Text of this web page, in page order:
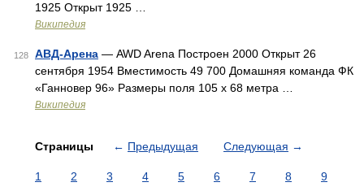
1925 Открыт 1925 …
Википедия
128 АВД-Арена — AWD Arena Построен 2000 Открыт 26
сентября 1954 Вместимость 49 700 Домашняя команда ФК
«Ганновер 96» Размеры поля 105 x 68 метра …
Википедия
Страницы ← Предыдущая Следующая →
1 2 3 4 5 6 7 8
9